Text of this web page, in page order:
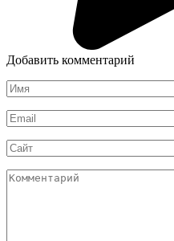
Добавить комментарий
Имя
*
Email
*
Сайт
Комментарий